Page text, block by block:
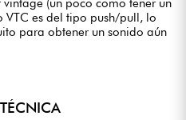
(un poco como tener un
VTC es del tipo push/pull, lo
para obtener un sonido aún